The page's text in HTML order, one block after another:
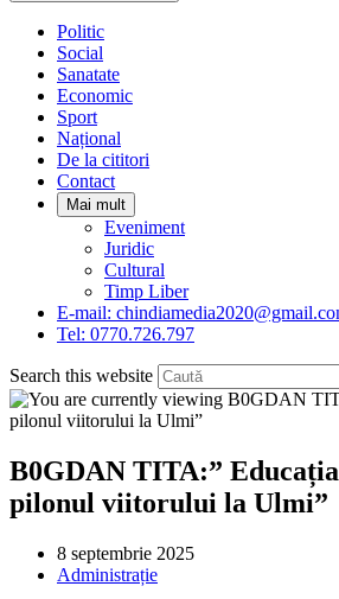
Politic
Social
Sanatate
Economic
Sport
Național
De la cititori
Contact
Mai mult
Eveniment
Juridic
Cultural
Timp Liber
E-mail:
Tel: 0770.726.797
Search this website
B0GDAN TITA:”
pilonul viitorului la Ulmi”
Post
published:
8 septembrie 2025
Post
Administrație